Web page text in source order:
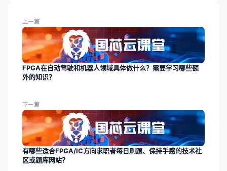
上一篇
FPGA在自动驾驶和机器人领域具体做什么？需要学习哪些额
外的知识？
下一篇
有哪些适合FPGA/IC方向求职者每日刷题、保持手感的技术社
区或题库网站？